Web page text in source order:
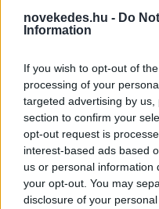
novekedes.hu - Do
Information
If you wish to opt-out of
processing of your
targeted advertising by
section to confirm your
opt-out request is
interest-based ads based
us or personal information
your opt-out. You may
disclosure of your
Minden idők
legdrágábbja volt az
HÍREK 2026. júl. 20.